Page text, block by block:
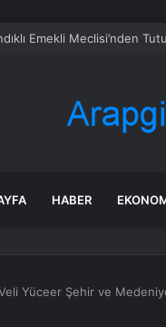
çekerken sulama
HABER
Yüceer Şehir ve